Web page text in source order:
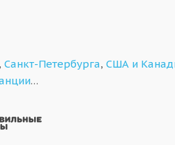
, Санкт-Петербурга, США и
…